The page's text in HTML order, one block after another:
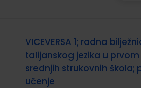
VICEVERSA 1; radna
talijanskog jezika u
srednjih strukovnih škola;
učenje